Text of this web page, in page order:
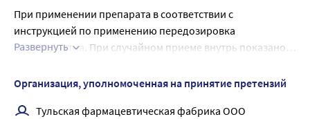
При применении препарата в соответствии с
инструкцией по применению передозировка
маловероятна. При случайном приеме внутрь показано
Развернуть
Организация, уполномоченная на принятие претензий
Тульская фармацевтическая фабрика ООО